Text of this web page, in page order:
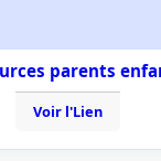
parents
Voir l'Lien